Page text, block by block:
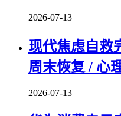
2026-07-13
现代焦虑自救
周末恢复 / 心
2026-07-13